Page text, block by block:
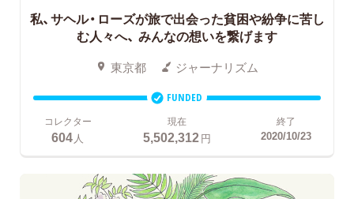
私、サヘル・ローズが旅で出会った貧困や紛争に苦し
む人々へ、 みんなの想いを繋げます
東京都 ジャーナリズム
FUNDED
コレクター
604 人
現在
5,502,312円
終了
2020/10/23